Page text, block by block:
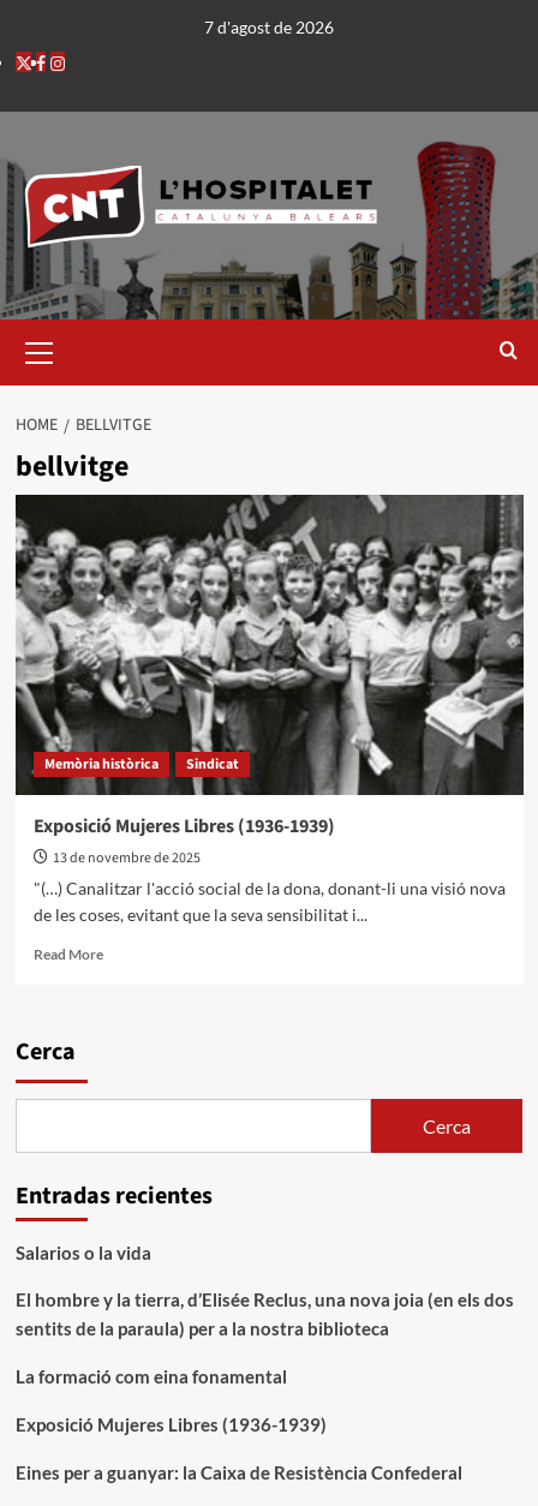
7 d'agost de 2026
HOME BELLVITGE
bellvitge
Memòria històrica Sindicat
Exposició Mujeres Libres (1936-1939)
13 de novembre de 2025
"(…) Canalitzar l'acció social de la dona, donant-li una visió nova
de les coses, evitant que la seva sensibilitat i...
Read More
Cerca
Cerca
Entradas recientes
Salarios o la vida
El hombre y la tierra, d’Elisée Reclus, una nova joia (en els dos
sentits de la paraula) per a la nostra biblioteca
La formació com eina fonamental
Exposició Mujeres Libres (1936-1939)
Eines per a guanyar: la Caixa de Resistència Confederal